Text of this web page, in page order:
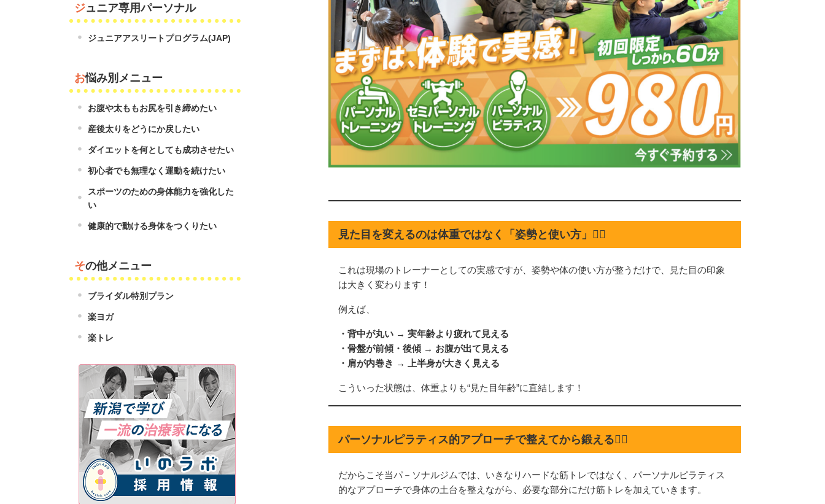
見た目を変えるのは体重ではなく「姿勢と使い方」🧍‍♀️
これは現場のトレーナーとしての実感ですが、姿勢や体の使い方が整うだけで、見た目の印象
は大きく変わります！
例えば、
・背中が丸い → 実年齢より疲れて見える
・骨盤が前傾・後傾 → お腹が出て見える
・肩が内巻き → 上半身が大きく見える
こういった状態は、体重よりも“見た目年齢”に直結します！
パーソナルピラティス的アプローチで整えてから鍛える🧘‍♀️
だからこそ当パ－ソナルジムでは、いきなりハードな筋トレではなく、パーソナルピラティス
的なアプローチで身体の土台を整えながら、必要な部分にだけ筋トレを加えていきます。
ジュニア専用パーソナル
ジュニアアスリートプログラム(JAP)
お悩み別メニュー
お腹や太ももお尻を引き締めたい
産後太りをどうにか戻したい
ダイエットを何としても成功させたい
初心者でも無理なく運動を続けたい
スポーツのための身体能力を強化した
い
健康的で動ける身体をつくりたい
その他メニュー
ブライダル特別プラン
楽ヨガ
楽トレ